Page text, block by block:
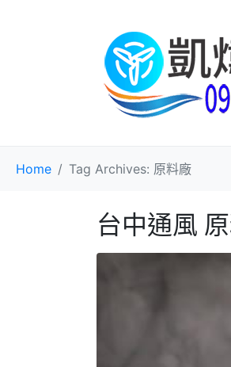
Home Tag Archives: 原料廠
台中通風